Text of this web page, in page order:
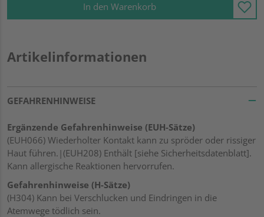
In den Warenkorb
Artikelinformationen
GEFAHRENHINWEISE
Ergänzende Gefahrenhinweise (EUH-Sätze)
(EUH066) Wiederholter Kontakt kann zu spröder oder rissiger
Haut führen.|(EUH208) Enthält [siehe Sicherheitsdatenblatt].
Kann allergische Reaktionen hervorrufen.
Gefahrenhinweise (H-Sätze)
(H304) Kann bei Verschlucken und Eindringen in die
Atemwege tödlich sein.